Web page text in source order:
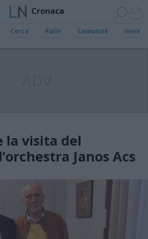
Cronaca
Cerca Palio Comunità Invia
la visita del
Janos Acs